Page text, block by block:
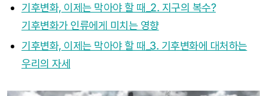
기후변화, 이제는 막아야 할 때_2. 지구의 복수?
기후변화가 인류에게 미치는 영향
기후변화, 이제는 막아야 할 때_3. 기후변화에 대처하는
우리의 자세